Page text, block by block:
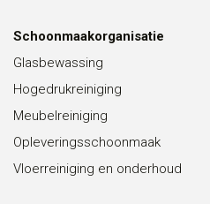
Schoonmaakorganisatie
Glasbewassing
Hogedrukreiniging
Meubelreiniging
Opleveringsschoonmaak
Vloerreiniging en onderhoud